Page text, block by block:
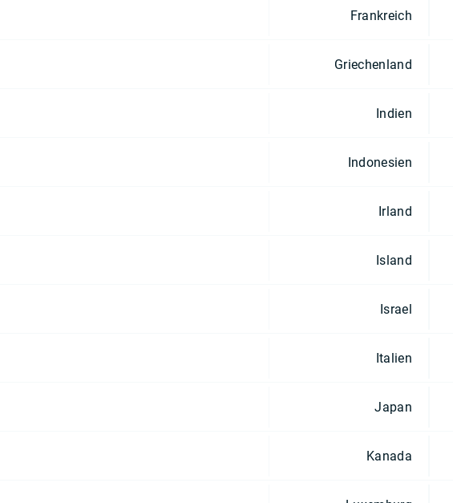
Frankreich
Griechenland
Indien
Indonesien
Irland
Island
Israel
Italien
Japan
Kanada